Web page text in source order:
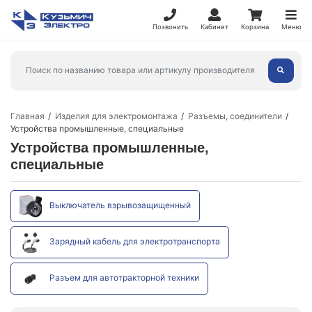
Позвонить Кабинет Корзина Меню
Главная Изделия для электромонтажа
Разъемы, соединители
Устройства промышленные, специальные
Устройства промышленные,
специальные
Выключатель взрывозащищенный
Зарядный кабель для электротранспорта
Разъем для автотракторной техники